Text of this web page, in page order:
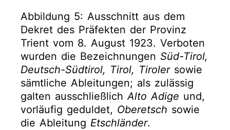
Abbildung 5: Ausschnitt aus dem
Dekret des Präfekten der Provinz
Trient vom 8. August 1923. Verboten
wurden die Bezeichnungen Süd-Tirol,
Deutsch-Südtirol, Tirol, Tirolersowie
sämtliche Ableitungen; als zulässig
galten ausschließlichAlto Adige und,
vorläufig geduldet, Oberetsch sowie
die Ableitung Etschländer.